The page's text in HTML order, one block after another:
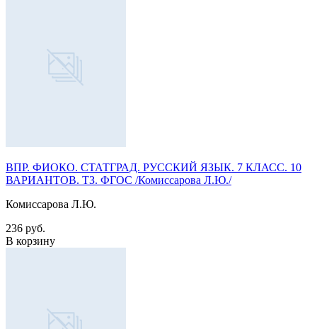
ВПР. ФИОКО. СТАТГРАД. РУССКИЙ ЯЗЫК. 7 КЛАСС. 10
ВАРИАНТОВ. ТЗ. ФГОС /Комиссарова Л.Ю./
Комиссарова Л.Ю.
236 руб.
В корзину